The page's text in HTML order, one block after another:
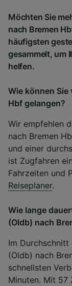
Möchten Sie
nach Bremen
häufigsten
gesammelt, um
helfen.
Wie können Sie
Hbf gelangen?
Wir empfehlen
nach Bremen
und einer
ist Zugfahren
Fahrzeiten und
Reiseplaner.
Wie lange
(Oldb) nach
Im
(Oldb) nach
schnellsten
Minuten. Mit 57